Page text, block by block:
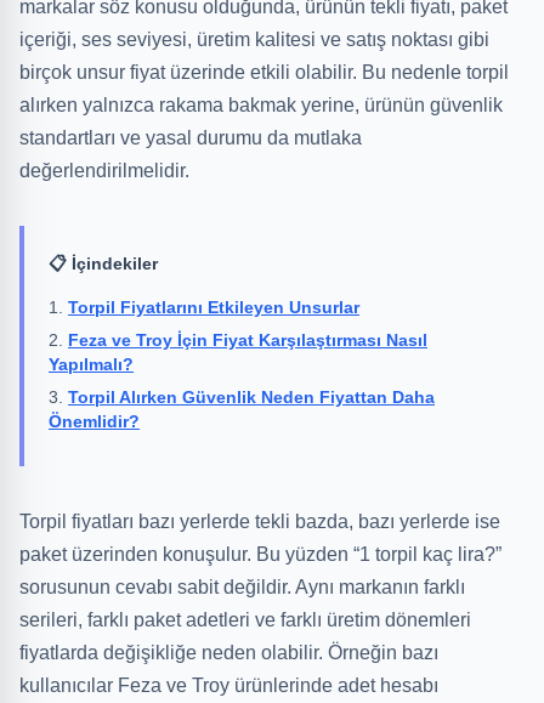
markalar söz konusu olduğunda, ürünün tekli fiyatı, paket
içeriği, ses seviyesi, üretim kalitesi ve satış noktası gibi
birçok unsur fiyat üzerinde etkili olabilir. Bu nedenle torpil
alırken yalnızca rakama bakmak yerine, ürünün güvenlik
standartları ve yasal durumu da mutlaka
değerlendirilmelidir.
📋 İçindekiler
Torpil Fiyatlarını Etkileyen Unsurlar
Feza ve Troy İçin Fiyat Karşılaştırması Nasıl
Yapılmalı?
Torpil Alırken Güvenlik Neden Fiyattan Daha
Önemlidir?
Torpil fiyatları bazı yerlerde tekli bazda, bazı yerlerde ise
paket üzerinden konuşulur. Bu yüzden “1 torpil kaç lira?”
sorusunun cevabı sabit değildir. Aynı markanın farklı
serileri, farklı paket adetleri ve farklı üretim dönemleri
fiyatlarda değişikliğe neden olabilir. Örneğin bazı
kullanıcılar Feza ve Troy ürünlerinde adet hesabı